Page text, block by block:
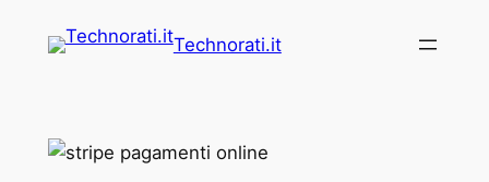
Technorati.it